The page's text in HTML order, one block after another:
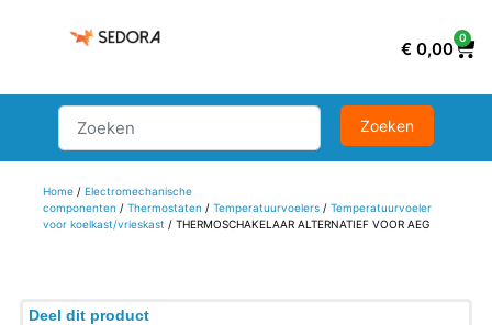
€ 0,00
0
Home/ Electromechanische
componenten / Thermostaten / Temperatuurvoelers/ Temperatuurvoeler
voor koelkast/vrieskast / THERMOSCHAKELAAR ALTERNATIEF VOOR AEG
Deel dit product